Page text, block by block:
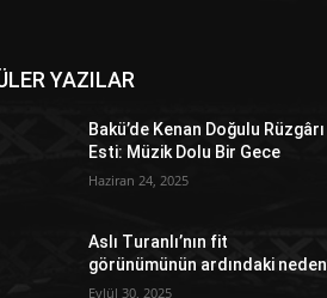
YAZILAR
Bakü’de Kenan Doğulu Rüzgârı
Esti: Müzik Dolu Bir Gece
Haziran 24, 2025
Aslı Turanlı’nın fit
görünümünün ardındaki neden
Eylül 30, 2025